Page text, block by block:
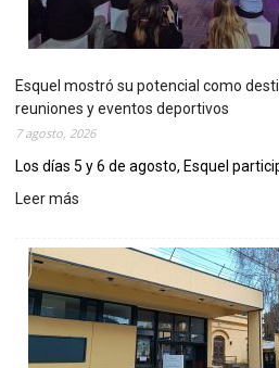
Esquel mostró su potencial como
reuniones y eventos deportivos
7 agosto, 2026
Los días 5 y 6 de agosto, Esquel
Leer más
s
q
u
e
l
m